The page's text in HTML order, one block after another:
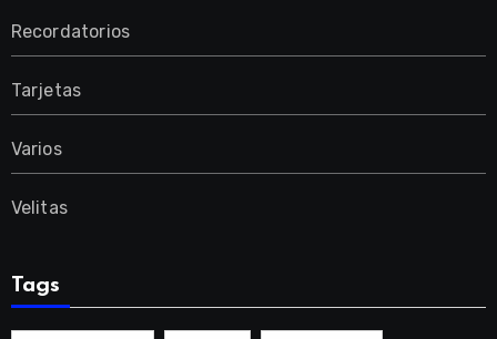
Recordatorios
Tarjetas
Varios
Velitas
Tags